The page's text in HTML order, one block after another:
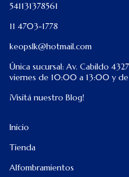
541131378561
11 4703-1778
keopslk@hotmail.com
Única sucursal: Av. Cabildo
viernes de 10:00 a 13:00 y
¡Visitá nuestro Blog!
Inicio
Tienda
Alfombramientos